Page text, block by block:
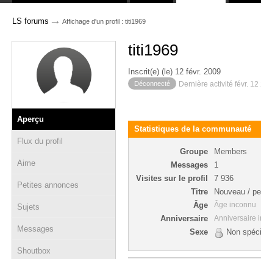
LS forums → Affichage d'un profil : titi1969
Aperçu
Flux du profil
Aime
Petites annonces
Sujets
Messages
Shoutbox
titi1969
Inscrit(e) (le) 12 févr. 2009
Déconnecté Dernière activité févr.
Statistiques de la communauté
Groupe
Members
Messages
1
Visites sur le profil
7 936
Titre
Nouveau /
Âge
Âge inconnu
Anniversaire Anniversaire
Sexe Non